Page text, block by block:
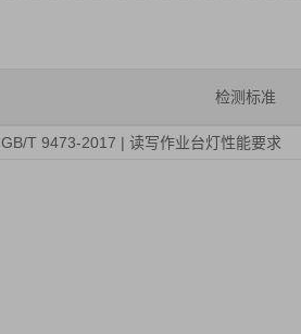
检测标准
GB/T 9473-2017 | 读写作业台灯性能要求